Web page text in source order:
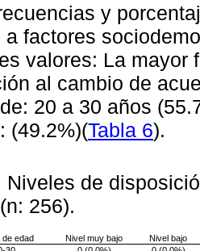
y
a factores
valores: La mayor
al cambio de
20 a 30 años
(49.2%)(Tabla 6).
Niveles de
256).
de edad Nivel muy bajo
Nivel bajo